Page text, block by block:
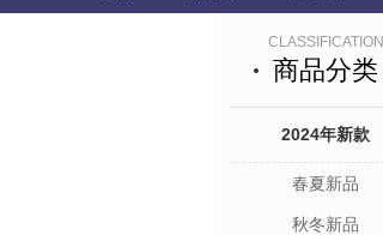
CLASSIFICATION
商品分类
2024年新款
春夏新品
秋冬新品